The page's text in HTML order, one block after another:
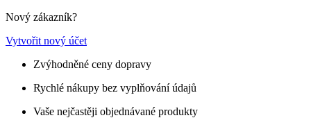
Nový zákazník?
Vytvořit nový účet
Zvýhodněné ceny dopravy
Rychlé nákupy bez vyplňování údajů
Vaše nejčastěji objednávané produkty